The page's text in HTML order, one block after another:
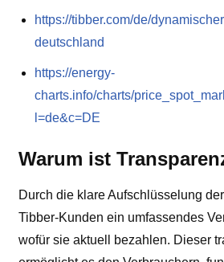
https://tibber.com/de/
deutschland
https://energy-
charts.info/charts/
l=de&c=DE
Warum ist
Durch die klare Aufschlüsselung
Tibber-Kunden ein umfassendes
wofür sie aktuell bezahlen. Dieser